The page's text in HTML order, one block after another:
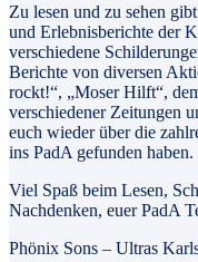
Zu lesen und zu sehen
und Erlebnisberichte der
verschiedene
Berichte von diversen
rockt!“, „Moser Hilft“,
verschiedener Zeitungen
euch wieder über die
ins PadA gefunden haben.
Viel Spaß beim Lesen,
Nachdenken, euer PadA
Phönix Sons – Ultras